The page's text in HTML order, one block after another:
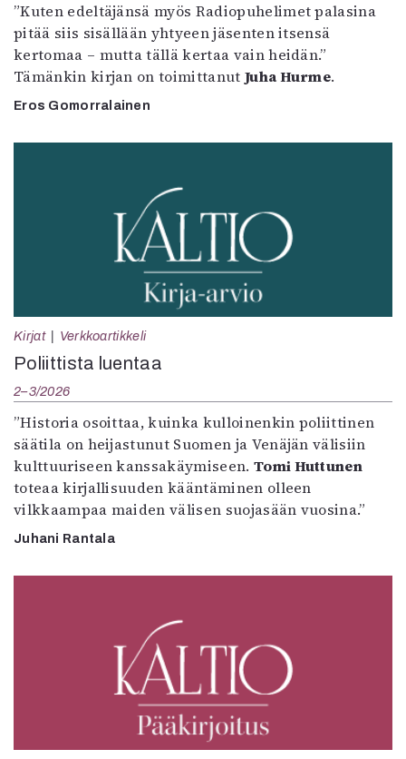
”Kuten edeltäjänsä myös Radiopuhelimet palasina
pitää siis sisällään yhtyeen jäsenten itsensä
kertomaa – mutta tällä kertaa vain heidän.”
Tämänkin kirjan on toimittanut Juha Hurme.
Eros Gomorralainen
Kirjat Verkkoartikkeli
Poliittista luentaa
2–3/2026
”Historia osoittaa, kuinka kulloinenkin poliittinen
säätila on heijastunut Suomen ja Venäjän välisiin
kulttuuriseen kanssakäymiseen. Tomi Huttunen
toteaa kirjallisuuden kääntäminen olleen
vilkkaampaa maiden välisen suojasään vuosina.”
Juhani Rantala